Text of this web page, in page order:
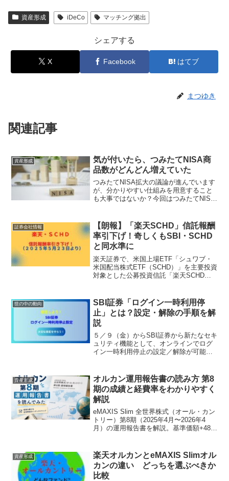
資産形成 iDeCo マッチング拠出
シェアする
X Facebook はてブ
まつゆき
関連記事
資産形成
気が付いたら、つみたてNISA商
品数がどんどん増えていた
つみたてNISA拡大の議論が進んでいます
が、分かりやすい仕組みを用意すること
も大事ではないか？今回はつみたてNISA
証券会社情報
【朗報】「楽天SCHD」信託報酬
率引下げ！奇しくもSBI・SCHD
と同水準に
楽天証券で、米国上場ETF「シュワブ・
米国配当株式ETF（SCHD）」を主要投資
対象とした公募投資信託「楽天SCHD」
下記となります。① 米国の高配当銘柄で
構成、...
世の中の動向
SBI証券「ログイン一時利用停
止」とは？設定・解除の手順を解
説
５／９（金）からSBI証券から新たなセキ
ュリティ機能として、オンラインでログ
イン一時利用停止の設定／解除が可能に
るのか？確認しましたので記事にしま
す。
資産形成
オルカン運用報告書の読み方 第8
期の成績と経費率をわかりやすく
解説
eMAXIS Slim 全世界株式（オール・カン
トリー）第8期（2025年4月〜2026年4
月）の運用報告書を解説。基準価額+48%
めました
資産形成
楽天オルカンとeMAXIS Slimオル
カンの違い どっちを選ぶべきか
比較